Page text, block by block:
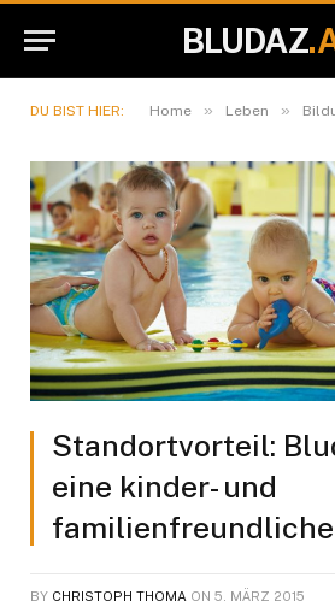
BLUDAZ
DU BIST HIER: Home » Leben »
Standortvorteil:
eine kinder- und
BY CHRISTOPH THOMA ON 5. MÄRZ 2015